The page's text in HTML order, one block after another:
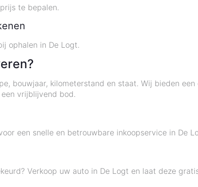
te bepalen.
ophalen in De Logt.
bouwjaar, kilometerstand en staat. Wij bieden
vrijblijvend bod.
een snelle en betrouwbare inkoopservice in De
Verkoop uw auto in De Logt en laat deze